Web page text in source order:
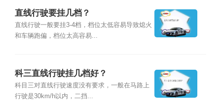
直线行驶要挂几档？
直线行驶一般要挂3-4档，档位太低容易导致熄火
和车辆跑偏，档位太高容易...
科三直线行驶挂几档好？
科目三对直线行驶速度没有要求，一般在马路上
行驶是30km/h以内，二挡...